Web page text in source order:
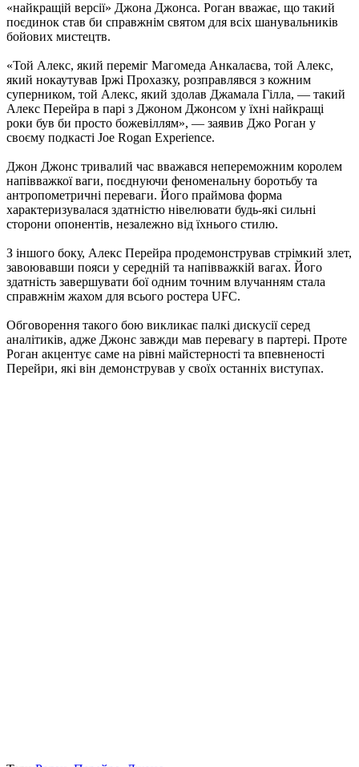
«найкращій версії» Джона Джонса. Роган вважає, що такий
поєдинок став би справжнім святом для всіх шанувальників
бойових мистецтв.
«Той Алекс, який переміг Магомеда Анкалаєва, той Алекс,
який нокаутував Іржі Прохазку, розправлявся з кожним
суперником, той Алекс, який здолав Джамала Гілла, — такий
Алекс Перейра в парі з Джоном Джонсом у їхні найкращі
роки був би просто божевіллям», — заявив Джо Роган у
своєму подкасті Joe Rogan Experience.
Джон Джонс тривалий час вважався непереможним королем
напівважкої ваги, поєднуючи феноменальну боротьбу та
антропометричні переваги. Його праймова форма
характеризувалася здатністю нівелювати будь-які сильні
сторони опонентів, незалежно від їхнього стилю.
З іншого боку, Алекс Перейра продемонстрував стрімкий злет,
завоювавши пояси у середній та напівважкій вагах. Його
здатність завершувати бої одним точним влучанням стала
справжнім жахом для всього ростера UFC.
Обговорення такого бою викликає палкі дискусії серед
аналітиків, адже Джонс завжди мав перевагу в партері. Проте
Роган акцентує саме на рівні майстерності та впевненості
Перейри, які він демонстрував у своїх останніх виступах.